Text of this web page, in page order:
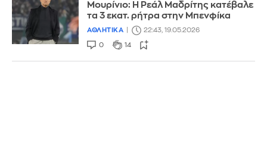
Μουρίνιο: Η Ρεάλ Μαδρίτης κατέβαλε
τα 3 εκατ. ρήτρα στην Μπενφίκα
ΑΘΛΗΤΙΚΑ 22:43, 19.05.2026
0 14